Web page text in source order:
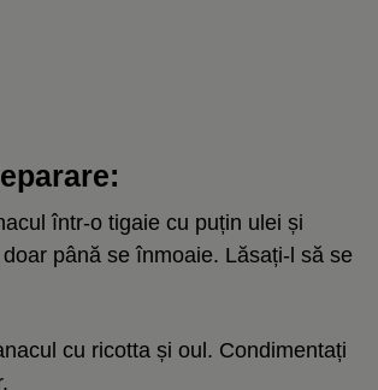
într-o tigaie cu puțin ulei și
până se înmoaie. Lăsați-l să se
cu ricotta și oul. Condimentați